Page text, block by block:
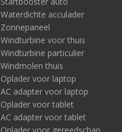
Waterdichte acculader
Zonnepaneel
Windturbine voor thuis
Windturbine particulier
Windmolen thuis
Oplader voor laptop
AC adapter voor laptop
Oplader voor tablet
AC adapter voor tablet